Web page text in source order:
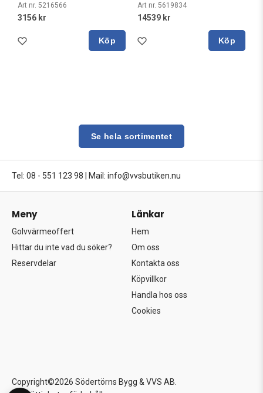
Art nr. 5216566
3156 kr
Köp
Art nr. 5619834
14539 kr
Köp
Se hela sortimentet
Tel: 08 - 551 123 98 Mail: info@vvsbutiken.nu
Meny
Golvvärmeoffert
Hittar du inte vad du söker?
Reservdelar
Länkar
Hem
Om oss
Kontakta oss
Köpvillkor
Handla hos oss
Cookies
Copyright©2026 Södertörns Bygg & VVS AB.